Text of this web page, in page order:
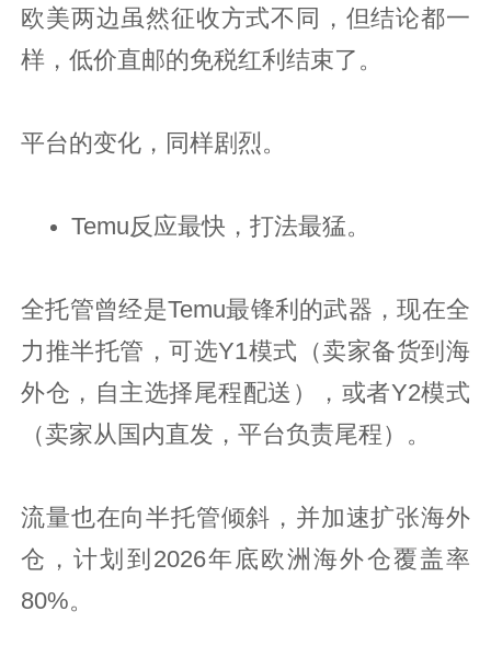
欧美两边虽然征收方式不同，但结论都一
样，低价直邮的免税红利结束了。
平台的变化，同样剧烈。
Temu反应最快，打法最猛。
全托管曾经是Temu最锋利的武器，现在全
力推半托管，可选Y1模式（卖家备货到海
外仓，自主选择尾程配送），或者Y2模式
（卖家从国内直发，平台负责尾程）。
流量也在向半托管倾斜，并加速扩张海外
仓，计划到2026年底欧洲海外仓覆盖率
80%。